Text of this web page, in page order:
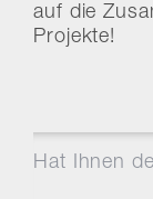
auf die
Projekte!
Hat Ihnen